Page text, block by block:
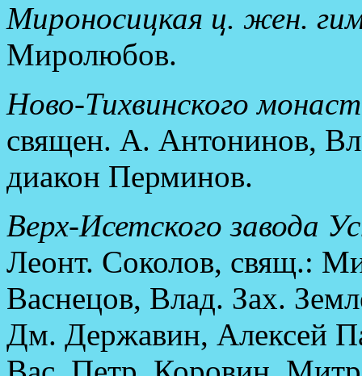
Мироносицкая ц. жен.
Миролюбов.
Ново-Тихвинского
священ. А. Антонинов,
диакон Перминов.
Верх-Исетского завода
Леонт. Соколов, свящ.:
Васнецов, Влад. Зах.
Дм. Державин, Алексей